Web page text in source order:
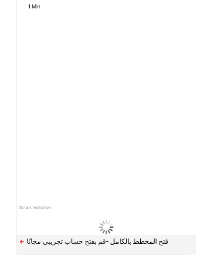
Data is indicative
1 Min
فتح المخطط بالكامل -